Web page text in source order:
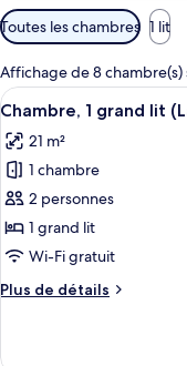
Filtres
disponibles
pour
les
chambres
Toutes les chambres 1 lit
Affichage de 8 chambre(s)
Afficher
toutes
les
photos
pour
ce
type
chambre :
5
Chambre, 1 grand lit
21 m²
1 chambre
2 personnes
1 grand lit
Wi-Fi gratuit
Plus de détails
Plus